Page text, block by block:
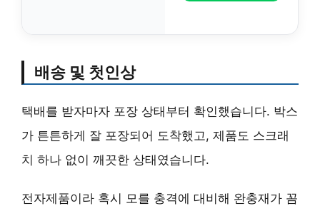
배송 및 첫인상
택배를 받자마자 포장 상태부터 확인했습니다. 박스
가 튼튼하게 잘 포장되어 도착했고, 제품도 스크래
치 하나 없이 깨끗한 상태였습니다.
전자제품이라 혹시 모를 충격에 대비해 완충재가 꼼